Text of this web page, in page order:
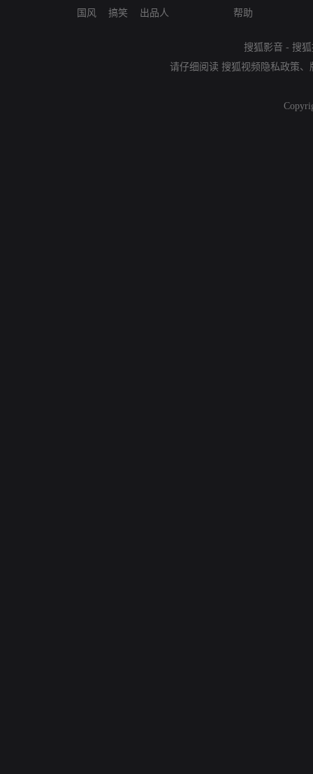
国风
搞笑
出品人
帮助
搜狐影音 - 搜
请仔细阅读 搜狐视频隐私政策、